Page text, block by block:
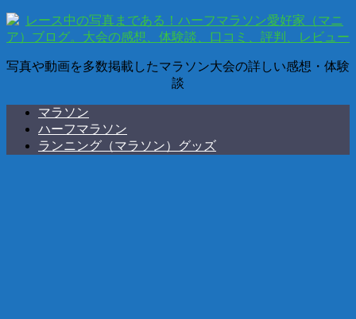
写真や動画を多数掲載したマラソン大会の詳しい感想・体験
談
マラソン
ハーフマラソン
ランニング（マラソン）グッズ